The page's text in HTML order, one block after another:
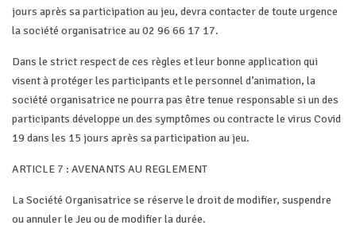
jours après sa participation au jeu, devra contacter de toute urgence
la société organisatrice au 02 96 66 17 17.
Dans le strict respect de ces règles et leur bonne application qui
visent à protéger les participants et le personnel d’animation, la
société organisatrice ne pourra pas être tenue responsable si un des
participants développe un des symptômes ou contracte le virus Covid
19 dans les 15 jours après sa participation au jeu.
ARTICLE 7 : AVENANTS AU REGLEMENT
La Société Organisatrice se réserve le droit de modifier, suspendre
ou annuler le Jeu ou de modifier la durée.